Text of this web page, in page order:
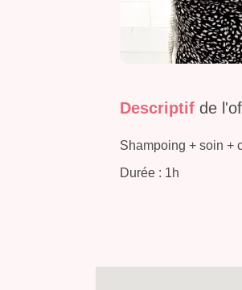
Descriptif de
Shampoing + soin +
Durée : 1h